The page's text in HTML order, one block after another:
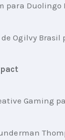
para Duolingo
Ogilvy Brasil
Gaming